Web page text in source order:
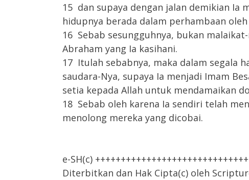
15 dan supaya dengan jalan demikian Ia
hidupnya berada dalam perhambaan
16 Sebab sesungguhnya, bukan
Abraham yang Ia kasihani.
17 Itulah sebabnya, maka dalam segala
saudara-Nya, supaya Ia menjadi Imam
setia kepada Allah untuk mendamaikan
18 Sebab oleh karena Ia sendiri telah
menolong mereka yang dicobai.
e-SH(c)
Diterbitkan dan Hak Cipta(c) oleh